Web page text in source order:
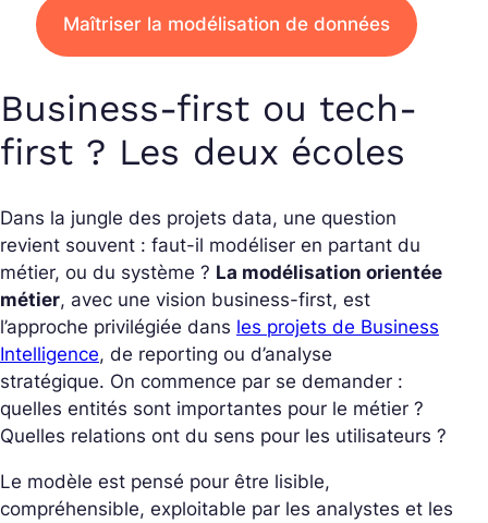
Maîtriser la modélisation de données
Business-first ou tech-
first ? Les deux écoles
Dans la jungle des projets data, une question
revient souvent : faut-il modéliser en partant du
métier, ou du système ? La modélisation orientée
métier, avec une vision business-first, est
l’approche privilégiée dans les projets de Business
Intelligence, de reporting ou d’analyse
stratégique. On commence par se demander :
quelles entités sont importantes pour le métier ?
Quelles relations ont du sens pour les utilisateurs ?
Le modèle est pensé pour être lisible,
compréhensible, exploitable par les analystes et les